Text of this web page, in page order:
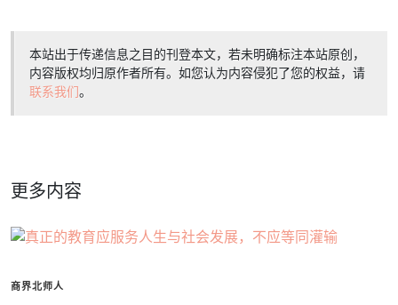
本站出于传递信息之目的刊登本文，若未明确标注本站原创，
内容版权均归原作者所有。如您认为内容侵犯了您的权益，请
联系我们。
更多内容
商界北师人